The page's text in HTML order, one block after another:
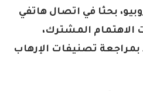
بحثا في اتصال هاتفي
الاهتمام المشترك،
بمراجعة تصنيفات الإرهاب